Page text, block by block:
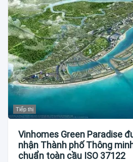
Tiếp thị
Vinhomes Green Paradise
nhận Thành phố Thông
chuẩn toàn cầu ISO 37122